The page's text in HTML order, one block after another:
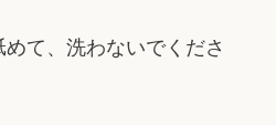
て、洗わないでくださ